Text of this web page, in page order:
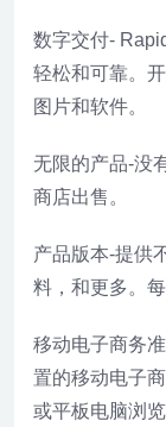
数字交付-
轻松和可靠。
图片和软件。
无限的产品-没
商店出售。
产品版本-提供
料，和更多。
移动电子商务
置的移动电子
或平板电脑浏